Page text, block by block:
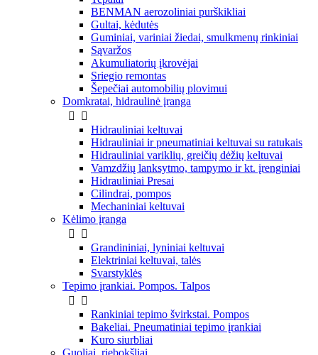
BENMAN aerozoliniai purškikliai
Gultai, kėdutės
Guminiai, variniai žiedai, smulkmenų rinkiniai
Sąvaržos
Akumuliatorių įkrovėjai
Sriegio remontas
Šepečiai automobilių plovimui
Domkratai, hidraulinė įranga


Hidrauliniai keltuvai
Hidrauliniai ir pneumatiniai keltuvai su ratukais
Hidrauliniai variklių, greičių dėžių keltuvai
Vamzdžių lanksytmo, tampymo ir kt. įrenginiai
Hidrauliniai Presai
Cilindrai, pompos
Mechaniniai keltuvai
Kėlimo įranga


Grandininiai, lyniniai keltuvai
Elektriniai keltuvai, talės
Svarstyklės
Tepimo įrankiai. Pompos. Talpos


Rankiniai tepimo švirkstai. Pompos
Bakeliai. Pneumatiniai tepimo įrankiai
Kuro siurbliai
Guoliai, riebokšliai